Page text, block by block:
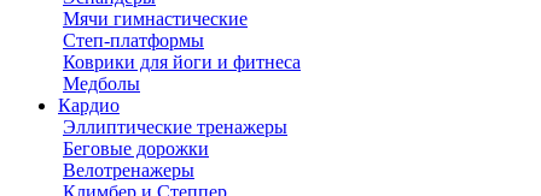
Мячи гимнастические
Степ-платформы
Коврики для йоги и фитнеса
Медболы
Кардио
Эллиптические тренажеры
Беговые дорожки
Велотренажеры
Климбер и Степпер